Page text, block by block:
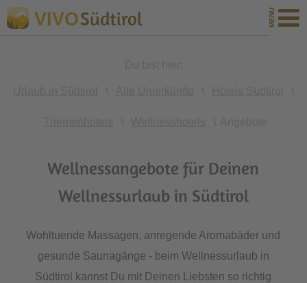
VIVOSüdtirol
Wellnessangebote für Deinen
Wellnessurlaub in Südtirol
Wohltuende Massagen, anregende Aromabäder und
gesunde Saunagänge - beim Wellnessurlaub in
Südtirol kannst Du mit Deinen Liebsten so richtig